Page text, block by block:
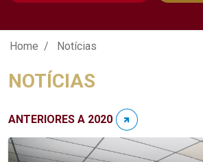
Notícias - Unicap
Home Notícias
NOTÍCIAS
ANTERIORES A 2020